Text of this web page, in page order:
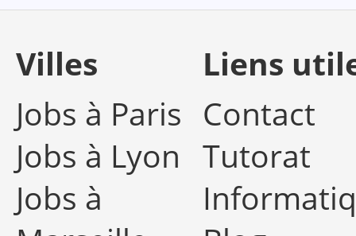
Villes
Jobs à Paris
Jobs à Lyon
Jobs à
Liens
Contact
Tutorat